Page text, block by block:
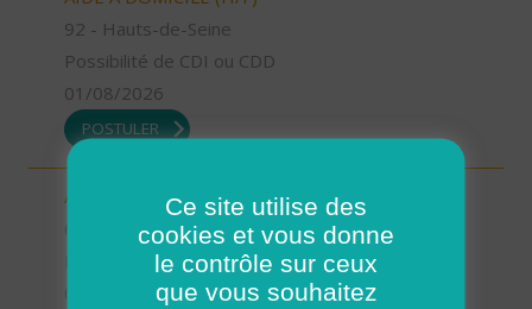
92 - Hauts-de-Seine
Possibilité de CDI ou CDD
01/08/2026
POSTULER
AIDE A DOMICILE (H/F)
64 - Pyrénées-Atlantiques
Possibilité de CDI ou CDD
01/08/2026
Ce site utilise des
cookies et vous donne
le contrôle sur ceux
que vous souhaitez